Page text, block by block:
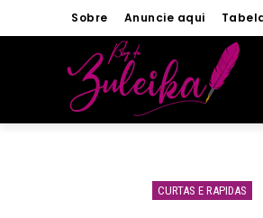
Sobre Anuncie aqui
CURTAS E RAPIDAS